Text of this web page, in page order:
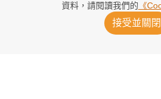
資料，請閱讀我們的 《
接受並關閉